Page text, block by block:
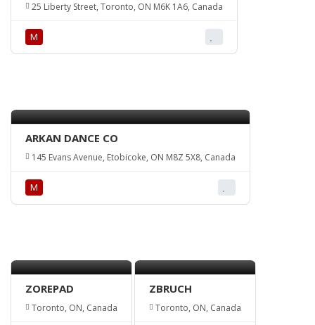
25 Liberty Street, Toronto, ON M6K 1A6, Canada
М
ARKAN DANCE CO
145 Evans Avenue, Etobicoke, ON M8Z 5X8, Canada
М
ZOREPAD
Toronto, ON, Canada
ZBRUCH
Toronto, ON, Canada